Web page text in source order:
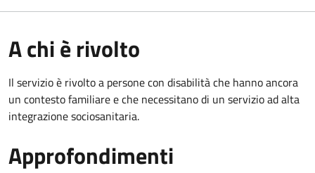
A chi è rivolto
Il servizio è rivolto a persone con disabilità che hanno ancora
un contesto familiare e che necessitano di un servizio ad alta
integrazione sociosanitaria.
Approfondimenti